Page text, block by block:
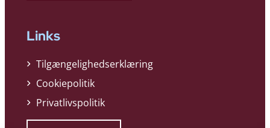
Links
Tilgængelighedserklæring
Cookiepolitik
Privatlivspolitik